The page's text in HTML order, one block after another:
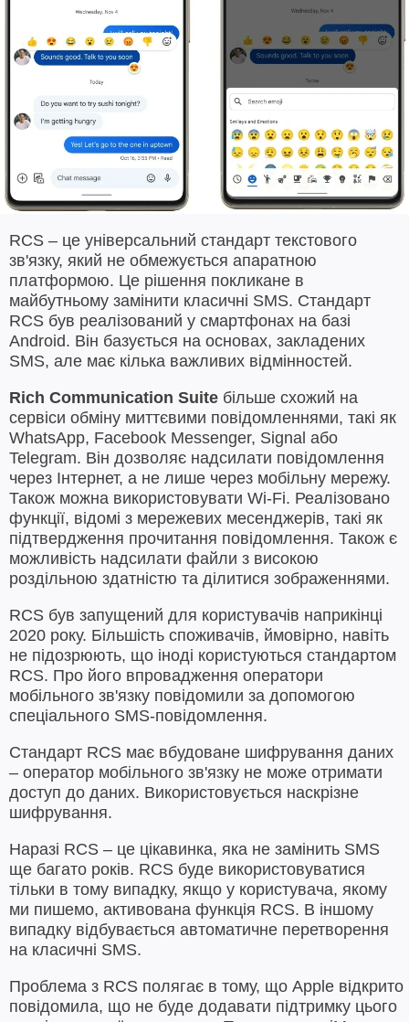
RCS – це універсальний стандарт текстового
зв'язку, який не обмежується апаратною
платформою. Це рішення покликане в
майбутньому замінити класичні SMS. Стандарт
RCS був реалізований у смартфонах на базі
Android. Він базується на основах, закладених
SMS, але має кілька важливих відмінностей.
Rich Communication Suite більше схожий на
сервіси обміну миттєвими повідомленнями, такі як
WhatsApp, Facebook Messenger, Signal або
Telegram. Він дозволяє надсилати повідомлення
через Інтернет, а не лише через мобільну мережу.
Також можна використовувати Wi-Fi. Реалізовано
функції, відомі з мережевих месенджерів, такі як
підтвердження прочитання повідомлення. Також є
можливість надсилати файли з високою
роздільною здатністю та ділитися зображеннями.
RCS був запущений для користувачів наприкінці
2020 року. Більшість споживачів, ймовірно, навіть
не підозрюють, що іноді користуються стандартом
RCS. Про його впровадження оператори
мобільного зв'язку повідомили за допомогою
спеціального SMS-повідомлення.
Стандарт RCS має вбудоване шифрування даних
– оператор мобільного зв'язку не може отримати
доступ до даних. Використовується наскрізне
шифрування.
Наразі RCS – це цікавинка, яка не замінить SMS
ще багато років. RCS буде використовуватися
тільки в тому випадку, якщо у користувача, якому
ми пишемо, активована функція RCS. В іншому
випадку відбувається автоматичне перетворення
на класичні SMS.
Проблема з RCS полягає в тому, що Apple відкрито
повідомила, що не буде додавати підтримку цього